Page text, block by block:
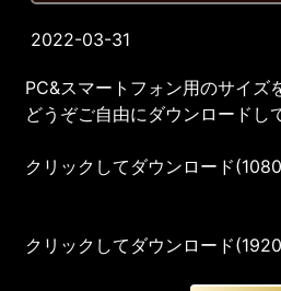
2022-03-31
PC&スマートフォン用のサイズ
どうぞご自由にダウンロードし
クリックしてダウンロード
クリックしてダウンロード